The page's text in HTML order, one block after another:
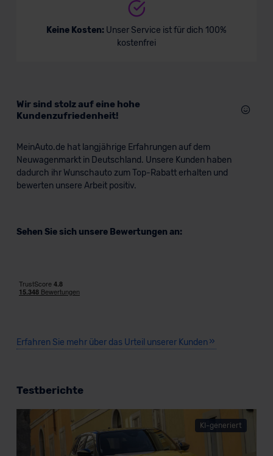
Keine Kosten: Unser Service ist für dich 100%
kostenfrei
Wir sind stolz auf eine hohe
Kundenzufriedenheit!
MeinAuto.de hat langjährige Erfahrungen auf dem
Neuwagenmarkt in Deutschland. Unsere Kunden haben
dadurch ihr Wunschauto zum Top-Rabatt erhalten und
bewerten unsere Arbeit positiv.
Sehen Sie sich unsere Bewertungen an:
Erfahren Sie mehr über das Urteil unserer Kunden
Testberichte
KI-generiert